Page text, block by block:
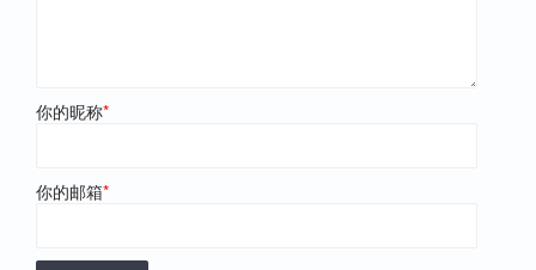
你的昵称*
你的邮箱*